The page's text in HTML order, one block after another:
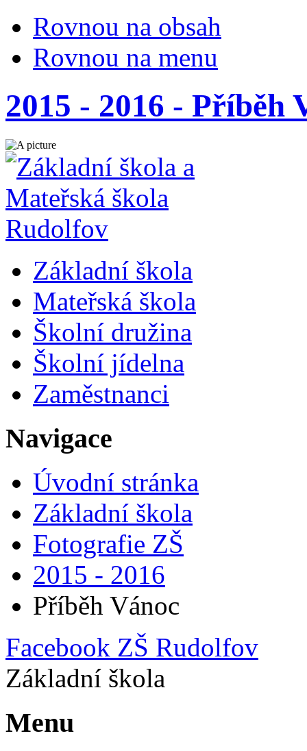
Rovnou na obsah
Rovnou na menu
2015 - 2016 - Příběh
Základní škola
Mateřská škola
Školní družina
Školní jídelna
Zaměstnanci
Navigace
Úvodní stránka
Základní škola
Fotografie ZŠ
2015 - 2016
Příběh Vánoc
Facebook ZŠ Rudolfov
Základní škola
Menu